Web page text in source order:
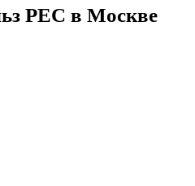
PEC в Москве